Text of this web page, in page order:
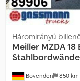
vegye fel velünk a
Bovenden 850 km
Háromirányú
Meiller MZDA